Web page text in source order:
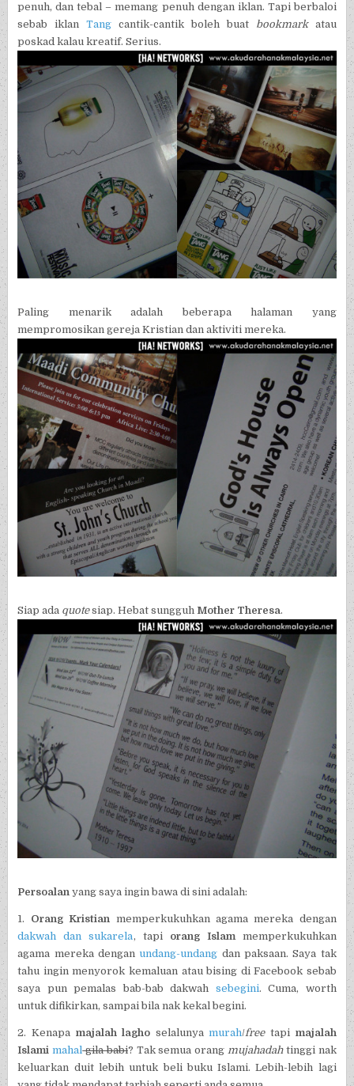
penuh, dan tebal – memang penuh dengan iklan. Tapi berbaloi
sebab iklanTang cantik-cantik boleh buat bookmarkatau
poskad kalau kreatif. Serius.
Paling menarik adalah beberapa halaman yang
mempromosikan gereja Kristian dan aktiviti mereka.
Siap ada quotesiap. Hebat sungguh Mother Theresa.
Persoalan yang saya ingin bawa di sini adalah:
1. Orang Kristian memperkukuhkan agama mereka dengan
dakwah dan sukarela, tapi orang Islammemperkukuhkan
agama mereka dengan undang-undang dan paksaan. Saya tak
tahu ingin menyorok kemaluan atau bising di Facebook sebab
saya pun pemalas bab-bab dakwah sebegini. Cuma, worth
untuk difikirkan, sampai bila nak kekal begini.
2. Kenapa majalah lagho selalunyamurah/freetapi majalah
Islami mahalgila babi? Tak semua orang mujahadahtinggi nak
keluarkan duit lebih untuk beli buku Islami. Lebih-lebih lagi